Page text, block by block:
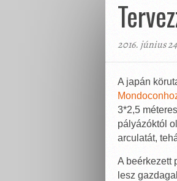
2016. június
A japán
3*2,5
pályázóktól
arculatát,
A beérkezett
lesz